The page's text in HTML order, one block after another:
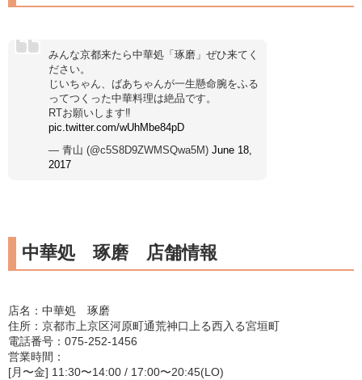
みんな京都来たら中華処「琢磨」ぜひ来てく
ださい。
じいちゃん、ばあちゃんが一生懸命腕をふる
ってつくった中華料理は絶品です。
RTお願いします‼
pic.twitter.com/wUhMbe84pD
— 青山 (@c5S8D9ZWMSQwa5M) June 18,
2017
中華処 琢磨 店舗情報
店名：中華処 琢磨
住所：京都市上京区河原町通荒神口上る西入る宮垣町
電話番号：075-252-1456
営業時間：
[月〜金] 11:30〜14:00 / 17:00〜20:45(LO)